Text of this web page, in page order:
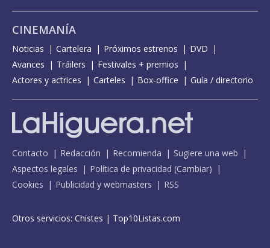
CINEMANÍA
Noticias Cartelera Próximos estrenos
DVD
Avances
Tráilers
Festivales + premios
Actores y actrices
Carteles Box-office Guía / directorio
Contacto Redacción Recomienda
Sugiere una web
Aspectos legales
Política de privacidad (Cambiar)
Cookies
Publicidad y webmasters RSS
Otros servicios: Chistes | Top10Listas.com